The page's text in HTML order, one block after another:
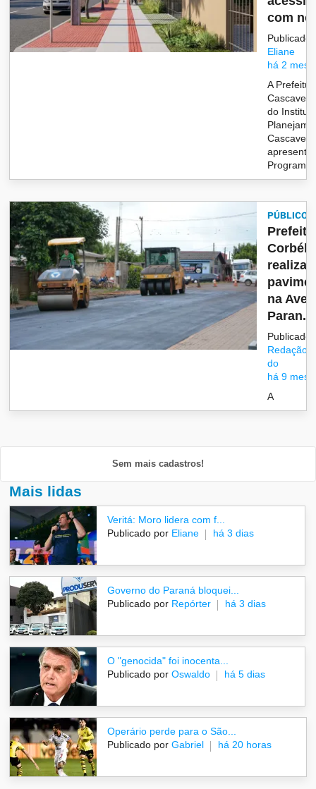
com
Publicado
Eliane
há 2
A
Cascavel,
do
Cascavel
Programa
PÚBLICO
realiza
na
Paran...
Publicado
Redação/
do
há 9
A
Sem mais cadastros!
Mais lidas
Veritá: Moro lidera com f...
Publicado por Eliane há 3 dias
Governo do Paraná bloquei...
Publicado por Repórter há 3 dias
O "genocida" foi inocenta...
Publicado por Oswaldo há 5 dias
Operário perde para o São...
Publicado por Gabriel há 20 horas